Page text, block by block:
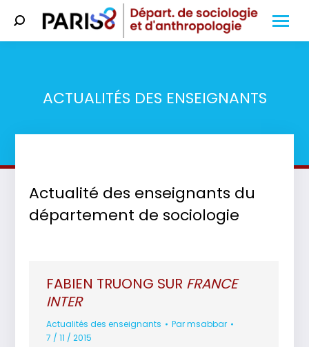
Search:
ACTUALITÉS DES ENSEIGNANTS
Actualité des enseignants du
département de sociologie
FABIEN TRUONG SUR FRANCE
INTER
Actualités des enseignants Parmsabbar
7 / 11 / 2015